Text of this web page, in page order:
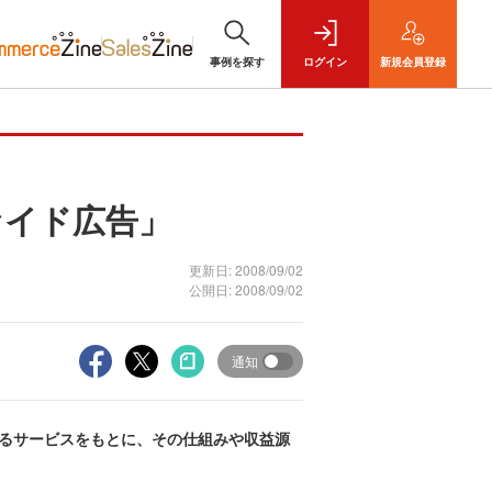
事例を探す ログイン 新規会員登録
ド広告」
更新日: 2008/09/02
公開日: 2008/09/02
通知
ービスをもとに、その仕組みや収益源